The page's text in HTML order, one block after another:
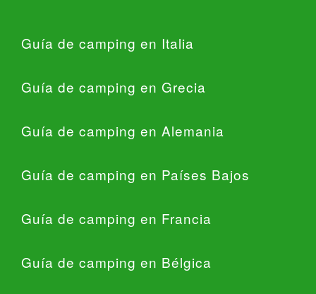
Guía de camping en Italia
Guía de camping en Grecia
Guía de camping en Alemania
Guía de camping en Países Bajos
Guía de camping en Francia
Guía de camping en Bélgica